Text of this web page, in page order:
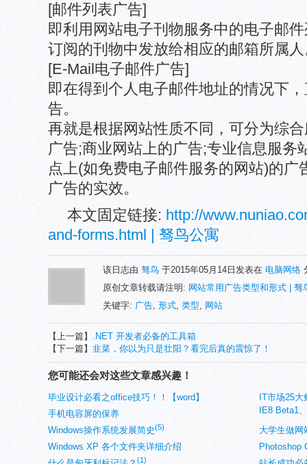
[邮件列表广告]
即利用网站电子刊物服务中的电子邮
订阅的刊物中发放给相应的邮箱所属
[E-Mail电子邮件广告]
即在得到个人电子邮件地址的情况下
告。
再就是根据网站性质不同，可分为综
广告;商业网站上的广告;专业信息服务
点上(如免费电子邮件服务的网站)的广
广告的实效。
本文固定链接: http://
and-forms.html | 驽鸟公寓
该日志由 驽鸟 于2015年05月14日发表在 电脑网络
原创文章转载请注明: 网站常用广告类型和形式 | 驽
关键字: 广告, 形式, 类型, 网站
【上一篇】 .NET 开发者必备的工具箱
【下一篇】 韭菜，你以为只是壮阳？看完后真的震惊了！
您可能还会对这些文章感兴趣！
毕业设计必看之office技巧！！【word】
IT市场25
手机电容屏的保养
IE8 Beta1
HACK测试
Windows操作系统发展简史(5)
大学生做网
Windows XP 各个文件夹详细介绍
Photoshop
(1)